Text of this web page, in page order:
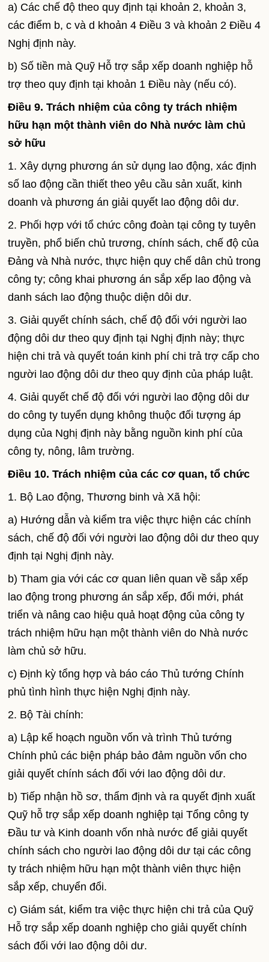
a) Các chế độ theo quy định tại khoản 2, khoản 3,
các điểm b, c và d khoản 4 Điều 3 và khoản 2 Điều 4
Nghị định này.
b) Số tiền mà Quỹ Hỗ trợ sắp xếp doanh nghiệp hỗ
trợ theo quy định tại khoản 1 Điều này (nếu có).
Điều 9. Trách nhiệm của công ty trách nhiệm
hữu hạn một thành viên do Nhà nước làm chủ
sở hữu
1. Xây dựng phương án sử dụng lao động, xác định
số lao động cần thiết theo yêu cầu sản xuất, kinh
doanh và phương án giải quyết lao động dôi dư.
2. Phối hợp với tổ chức công đoàn tại công ty tuyên
truyền, phổ biến chủ trương, chính sách, chế độ của
Đảng và Nhà nước, thực hiện quy chế dân chủ trong
công ty; công khai phương án sắp xếp lao động và
danh sách lao động thuộc diện dôi dư.
3. Giải quyết chính sách, chế độ đối với người lao
động dôi dư theo quy định tại Nghị định này; thực
hiện chi trả và quyết toán kinh phí chi trả trợ cấp cho
người lao động dôi dư theo quy định của pháp luật.
4. Giải quyết chế độ đối với người lao động dôi dư
do công ty tuyển dụng không thuộc đối tượng áp
dụng của Nghị định này bằng nguồn kinh phí của
công ty, nông, lâm trường.
Điều 10. Trách nhiệm của các cơ quan, tổ chức
1. Bộ Lao động, Thương binh và Xã hội:
a) Hướng dẫn và kiểm tra việc thực hiện các chính
sách, chế độ đối với người lao động dôi dư theo quy
định tại Nghị định này.
b) Tham gia với các cơ quan liên quan về sắp xếp
lao động trong phương án sắp xếp, đổi mới, phát
triển và nâng cao hiệu quả hoạt động của công ty
trách nhiệm hữu hạn một thành viên do Nhà nước
làm chủ sở hữu.
c) Định kỳ tổng hợp và báo cáo Thủ tướng Chính
phủ tình hình thực hiện Nghị định này.
2. Bộ Tài chính:
a) Lập kế hoạch nguồn vốn và trình Thủ tướng
Chính phủ các biện pháp bảo đảm nguồn vốn cho
giải quyết chính sách đối với lao động dôi dư.
b) Tiếp nhận hồ sơ, thẩm định và ra quyết định xuất
Quỹ hỗ trợ sắp xếp doanh nghiệp tại Tổng công ty
Đầu tư và Kinh doanh vốn nhà nước để giải quyết
chính sách cho người lao động dôi dư tại các công
ty trách nhiệm hữu hạn một thành viên thực hiện
sắp xếp, chuyển đổi.
c) Giám sát, kiểm tra việc thực hiện chi trả của Quỹ
Hỗ trợ sắp xếp doanh nghiệp cho giải quyết chính
sách đối với lao động dôi dư.